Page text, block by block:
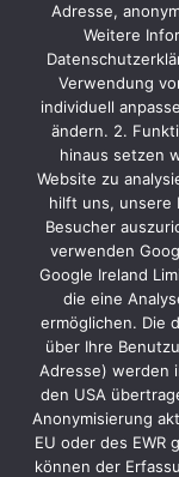
Adresse,
Weitere
Verwendung
individuell
ändern. 2.
hinaus setzen
Website zu
hilft uns, unsere
Besucher
verwenden
Google Ireland
die eine
ermöglichen. Die
über Ihre
Adresse) werden
den USA
Anonymisierung
EU oder des EWR
können der